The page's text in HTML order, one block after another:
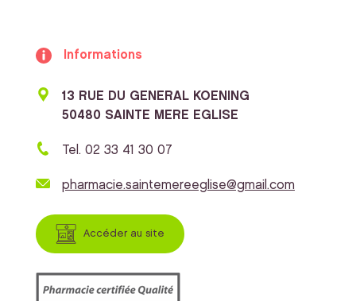
Informations
13 RUE DU GENERAL KOENING
50480 SAINTE MERE EGLISE
Tel. 02 33 41 30 07
pharmacie.saintemereeglise@gmail.com
Accéder au site